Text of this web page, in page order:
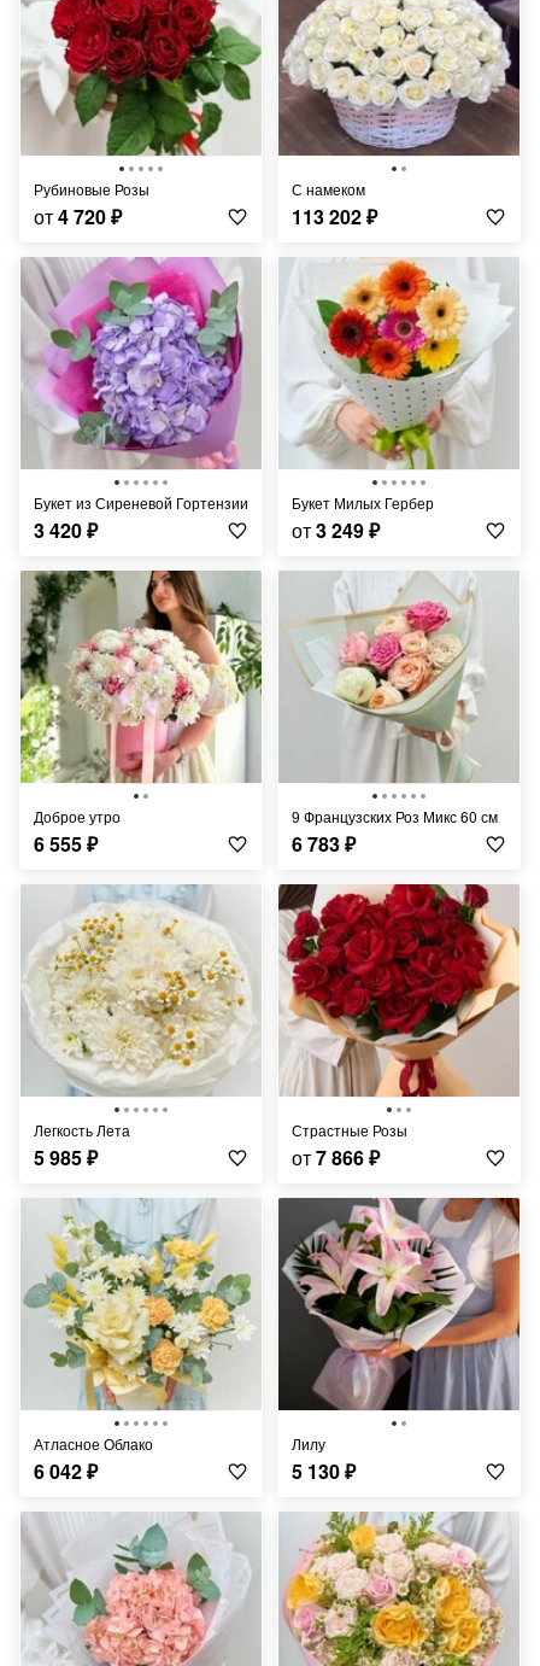
Рубиновые Розы
от4 720₽
С намеком
113 202₽
Букет из Сиреневой Гортензии
3 420₽
Букет Милых Гербер
от3 249₽
Доброе утро
6 555₽
9 Французских Роз Микс 60 см
6 783₽
Легкость Лета
5 985₽
Страстные Розы
от7 866₽
Атласное Облако
6 042₽
Лилу
5 130₽